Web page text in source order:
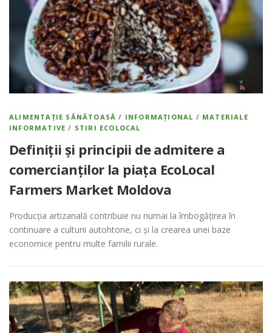
ALIMENTAȚIE SĂNĂTOASĂ / INFORMAȚIONAL / MATERIALE
INFORMATIVE / STIRI ECOLOCAL
Definiții și principii de admitere a
comercianților la piața EcoLocal
Farmers Market Moldova
Producția artizanală contribuie nu numai la îmbogățirea în
continuare a culturii autohtone, ci și la crearea unei baze
economice pentru multe familii rurale.